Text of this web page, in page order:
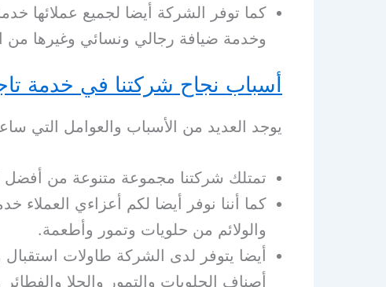
كما توفر الشركة أيضا لجميع عملائها
وخدمة ضيافة رجالي ونسائي وغيرها من
أسباب نجاح شركتنا في خدمة
يوجد العديد من الأسباب والعوامل التي
تمتلك شركتنا مجموعة متنوعة من أفضل
كما أننا نوفر أيضا لكم أعزاءي
والولائم من حلويات وتمور وأطعمة.
أيضا يتوفر لدى الشركة طاولات
أصناف الحلويات والتمور والحلا